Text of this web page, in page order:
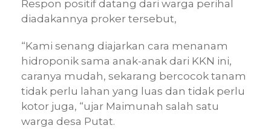
Respon positif datang dari warga perihal
diadakannya proker tersebut,
“Kami senang diajarkan cara menanam
hidroponik sama anak-anak dari KKN ini,
caranya mudah, sekarang bercocok tanam
tidak perlu lahan yang luas dan tidak perlu
kotor juga, “ujar Maimunah salah satu
warga desa Putat.